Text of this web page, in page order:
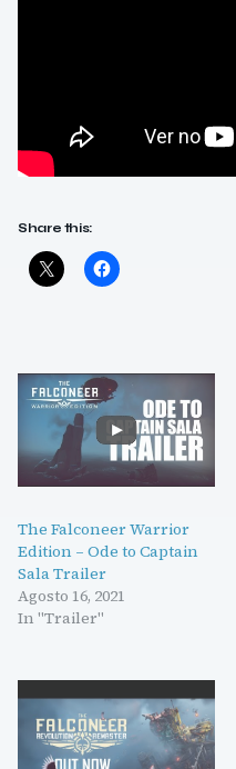
Share this:
The Falconeer Warrior
Edition – Ode to Captain
Sala Trailer
Agosto 16, 2021
In "Trailer"